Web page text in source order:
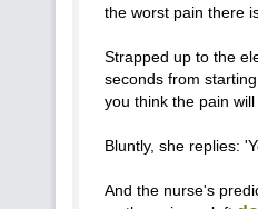
the worst pain there
Strapped up to the
seconds from
you think the pain
Bluntly, she replies:
And the nurse's